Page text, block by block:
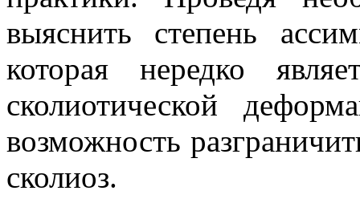
выяснить степень
которая нередко
сколиотической
возможность
сколиоз.